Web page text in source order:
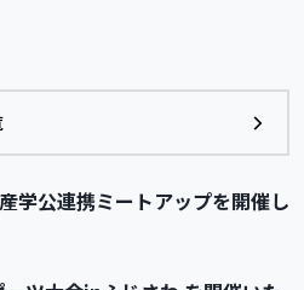
学公連携ミートアップを開催し